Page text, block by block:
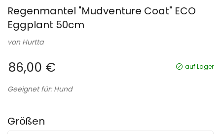
Regenmantel "Mudventure Coat" ECO
Eggplant 50cm
von Hurtta
86,00 € auf Lager
Geeignet für: Hund
Größen